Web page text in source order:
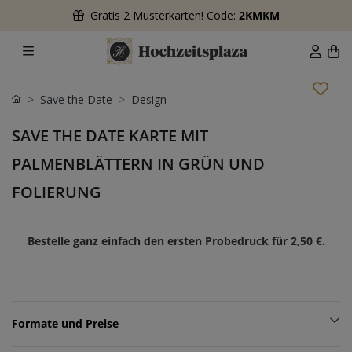
Gratis 2 Musterkarten! Code: 2KMKM
Save the Date Design
SAVE THE DATE KARTE MIT
PALMENBLÄTTERN IN GRÜN UND
FOLIERUNG
Bestelle ganz einfach den ersten Probedruck für 2,50 €.
Formate und Preise